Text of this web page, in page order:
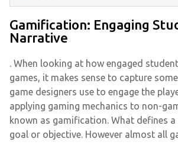
Gamification: Engaging
Narrative
. When looking at how engaged
games, it makes sense to capture
game designers use to engage the
applying gaming mechanics to non-
known as gamification. What defines a
goal or objective. However almost all